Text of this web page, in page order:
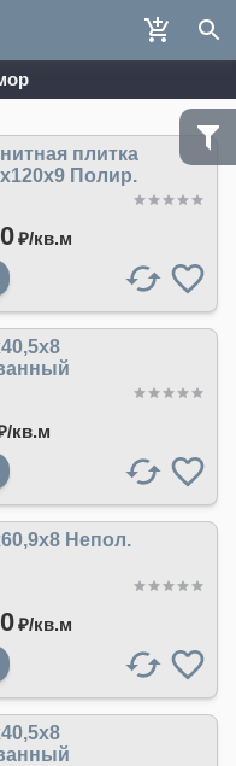
плитка
Полир.
₽/кв.м
кв.м
Непол.
₽/кв.м